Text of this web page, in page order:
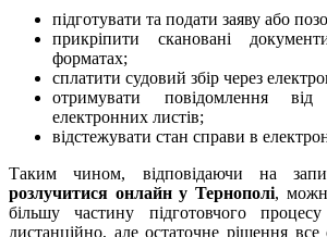
підготувати та подати заяву або
прикріпити скановані
форматах;
сплатити судовий збір через
отримувати повідомлення
електронних листів;
відстежувати стан справи в
Таким чином, відповідаючи на
розлучитися онлайн у Тернополі,
більшу частину підготовчого
дистанційно, але остаточне рішення